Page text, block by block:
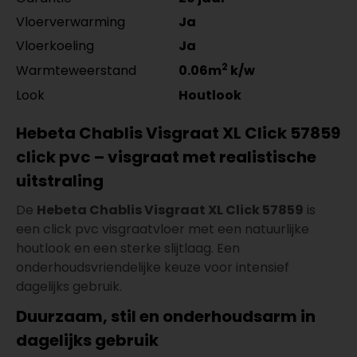
Vloerverwarming
Ja
Vloerkoeling
Ja
Warmteweerstand
0.06m2 k/w
Look
Houtlook
Hebeta Chablis Visgraat XL Click 57859
click pvc – visgraat met realistische
uitstraling
De Hebeta Chablis Visgraat XL Click 57859 is
een click pvc visgraatvloer met een natuurlijke
houtlook en een sterke slijtlaag. Een
onderhoudsvriendelijke keuze voor intensief
dagelijks gebruik.
Duurzaam, stil en onderhoudsarm in
dagelijks gebruik